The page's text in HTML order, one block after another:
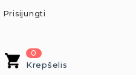
Prisijungti
0
Krepšelis